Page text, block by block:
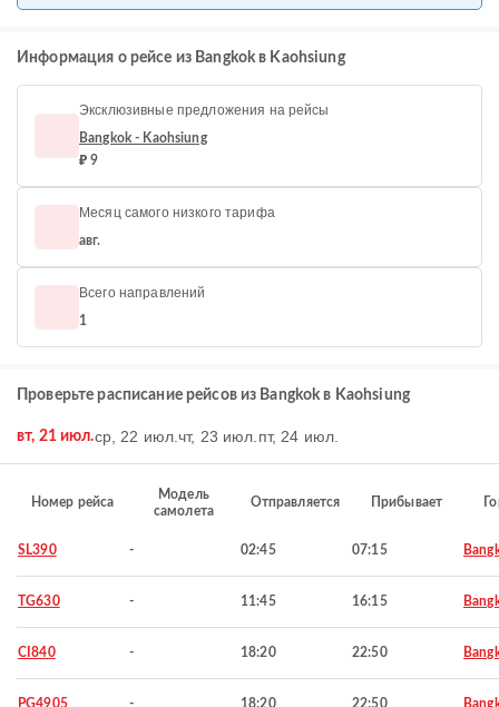
Информация о рейсе из Bangkok в Kaohsiung
Эксклюзивные предложения на рейсы
Bangkok - Kaohsiung
₽ 9
Месяц самого низкого тарифа
авг.
Всего направлений
1
Проверьте расписание рейсов из Bangkok в Kaohsiung
вт, 21 июл.ср, 22 июл.чт, 23 июл. пт, 24 июл.
Номер рейса
Модель
самолета
Отправляется Прибывает
SL390 - 02:45 07:15
TG630 - 11:45 16:15
CI840 - 18:20 22:50
PG4905 - 18:20 22:50